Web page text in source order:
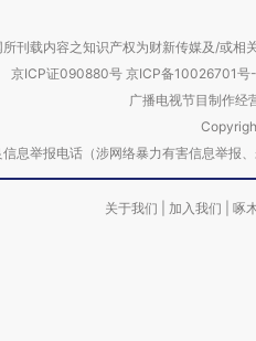
所刊载内容之知识产权为财新传媒及/或相
京ICP证090880号 京ICP备10026701号
广播电视节目制作经
信息举报电话（涉网络暴力有害信息举
关于我们 加入我们 啄